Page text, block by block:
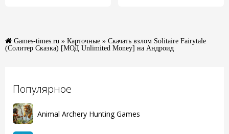
Популярное
Animal Archery Hunting Games
Games-times.ru » Карточные » Скачать взлом Solitaire Fairytale
(Солитер Сказка) [МОД Unlimited Money] на Андроид